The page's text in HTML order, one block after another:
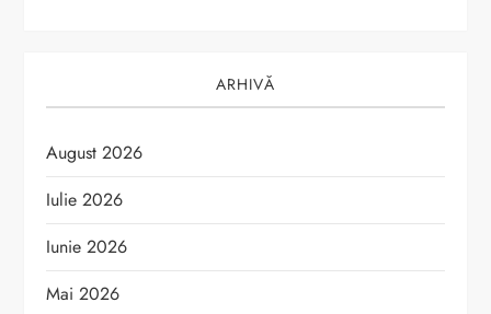
ARHIVĂ
August 2026
Iulie 2026
Iunie 2026
Mai 2026